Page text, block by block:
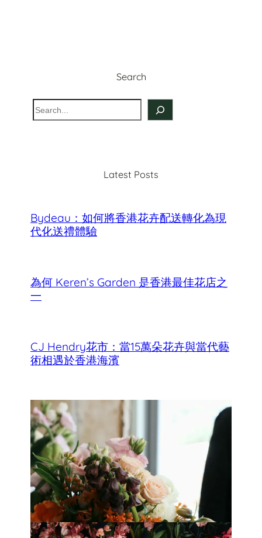
Search
S
e
Latest Posts
Bydeau：如何將香港花卉配送轉化為現
代化送禮體驗
為何 Keren’s Garden 是香港最佳花店之
一
CJ Hendry花市：當15萬朵花卉與當代藝
術相遇於香港海濱
香港母親節最佳花店